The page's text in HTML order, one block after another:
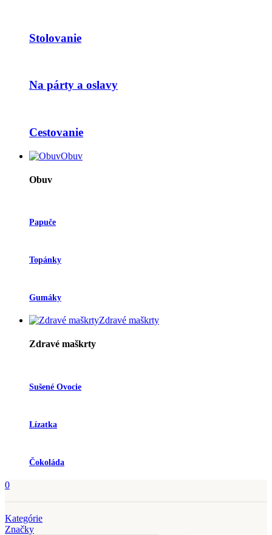
Stolovanie
Na párty a oslavy
Cestovanie
Obuv
Obuv
Papuče
Topánky
Gumáky
Zdravé maškrty
Zdravé maškrty
Sušené Ovocie
Lízatka
Čokoláda
0
Kategórie
Značky